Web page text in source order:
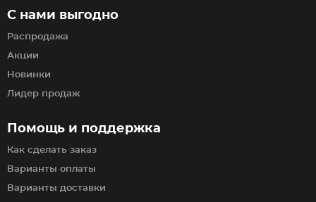
Помощь и поддержка
Как сделать заказ
Варианты оплаты
Варианты доставки
С нами выгодно
Распродажа
Акции
Новинки
Лидер продаж